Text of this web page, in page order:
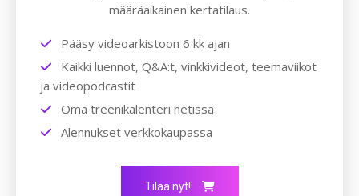
määräaikainen kertatilaus.
Pääsy videoarkistoon 6 kk ajan
Kaikki luennot, Q&A:t, vinkkivideot, teemaviikot
ja videopodcastit
Oma treenikalenteri netissä
Alennukset verkkokaupassa
Tilaa nyt!